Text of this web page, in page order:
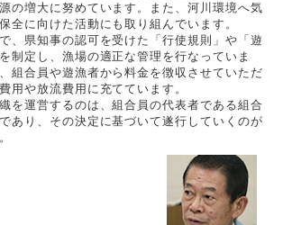
の増大に努めています。また、河川環境へ気
全に向けた活動にも取り組んでいます。
、県知事の認可を受けた「行使規則」や「遊
制定し、漁場の適正な管理を行なっていま
組合員や遊漁者から料金を徴収させていただ
用や放流費用に充てています。
を運営するのは、組合員の代表者である組合
あり、その決定に基づいて遂行していくのが